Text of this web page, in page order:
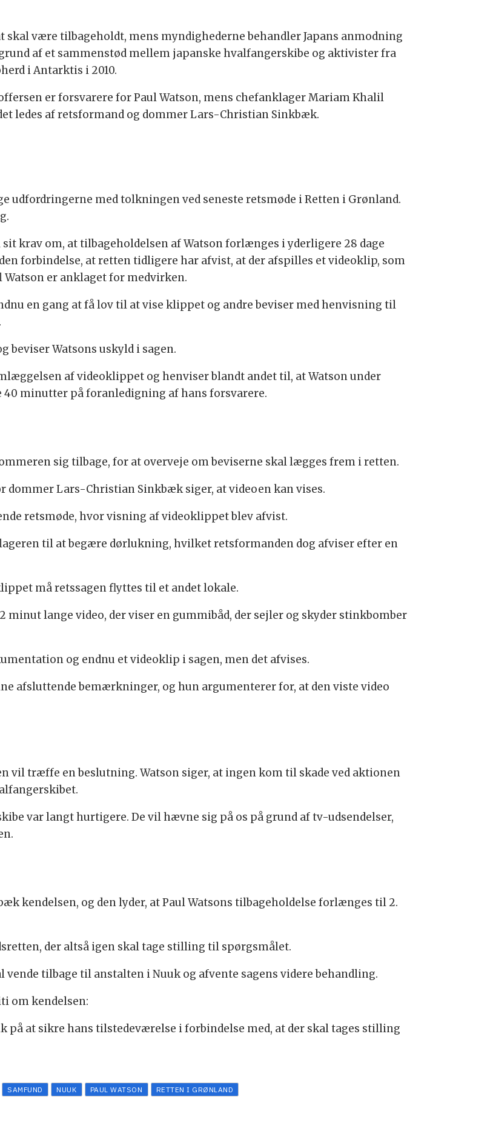
være tilbageholdt, mens myndighederne behandler Japans anmodning
af et sammenstød mellem japanske hvalfangerskibe og aktivister fra
i Antarktis i 2010.
er forsvarere for Paul Watson, mens chefanklager Mariam Khalil
ledes af retsformand og dommer Lars-Christian Sinkbæk.
udfordringerne med tolkningen ved seneste retsmøde i Retten i Grønland.
krav om, at tilbageholdelsen af Watson forlænges i yderligere 28 dage
forbindelse, at retten tidligere har afvist, at der afspilles et videoklip, som
er anklaget for medvirken.
en gang at få lov til at vise klippet og andre beviser med henvisning til
beviser Watsons uskyld i sagen.
af videoklippet og henviser blandt andet til, at Watson under
minutter på foranledigning af hans forsvarere.
sig tilbage, for at overveje om beviserne skal lægges frem i retten.
dommer Lars-Christian Sinkbæk siger, at videoen kan vises.
retsmøde, hvor visning af videoklippet blev afvist.
til at begære dørlukning, hvilket retsformanden dog afviser efter en
må retssagen flyttes til et andet lokale.
lange video, der viser en gummibåd, der sejler og skyder stinkbomber
og endnu et videoklip i sagen, men det afvises.
afsluttende bemærkninger, og hun argumenterer for, at den viste video
vil træffe en beslutning. Watson siger, at ingen kom til skade ved aktionen
var langt hurtigere. De vil hævne sig på os på grund af tv-udsendelser,
kendelsen, og den lyder, at Paul Watsons tilbageholdelse forlænges til 2.
der altså igen skal tage stilling til spørgsmålet.
vende tilbage til anstalten i Nuuk og afvente sagens videre behandling.
om kendelsen:
på at sikre hans tilstedeværelse i forbindelse med, at der skal tages stilling
SAMFUND NUUK PAUL WATSON RETTEN I GRØNLAND